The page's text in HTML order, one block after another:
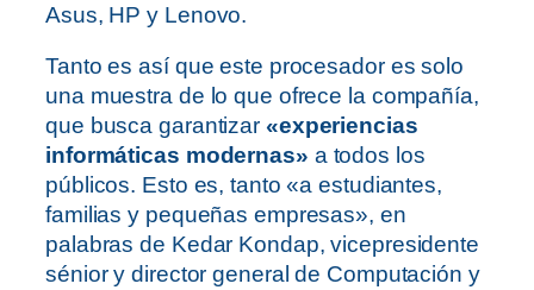
Asus, HP y Lenovo.
Tanto es así que este procesador es solo
una muestra de lo que ofrece la compañía,
que busca garantizar «experiencias
informáticas modernas» a todos los
públicos. Esto es, tanto «a estudiantes,
familias y pequeñas empresas», en
palabras de Kedar Kondap, vicepresidente
sénior y director general de Computación y